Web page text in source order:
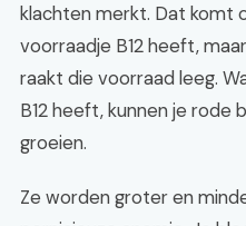
klachten merkt. Dat komt
voorraadje B12 heeft,
raakt die voorraad leeg.
B12 heeft, kunnen je rode
groeien.
Ze worden groter en